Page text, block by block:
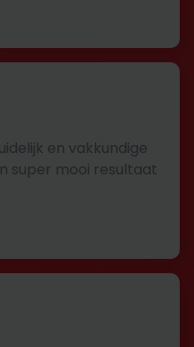
en vakkundige
super mooi resultaat